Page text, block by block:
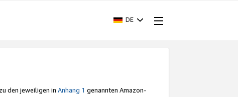
DE
den jeweiligen in Anhang 1 genannten Amazon-